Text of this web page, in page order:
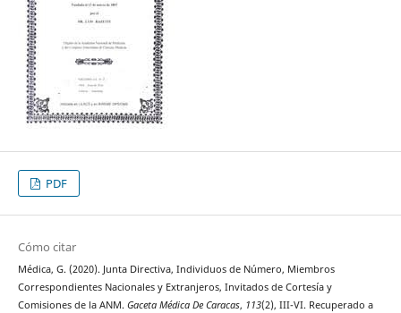
PDF
Cómo citar
Médica, G. (2020). Junta Directiva, Individuos de Número, Miembros
Correspondientes Nacionales y Extranjeros, Invitados de Cortesía y
Comisiones de la ANM. Gaceta Médica De Caracas, 113(2), III-VI. Recuperado a